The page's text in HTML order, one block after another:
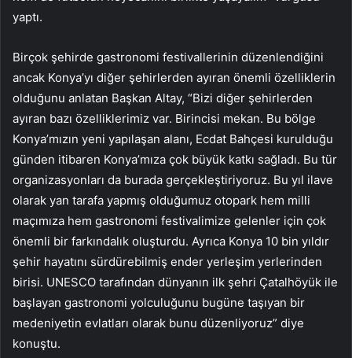
yaptı.
Birçok şehirde gastronomi festivallerinin düzenlendiğini
ancak Konya’yı diğer şehirlerden ayıran önemli özelliklerin
olduğunu anlatan Başkan Altay, “Bizi diğer şehirlerden
ayıran bazı özelliklerimiz var. Birincisi mekan. Bu bölge
Konya’mızın yeni yapılaşan alanı, Ecdat Bahçesi kurulduğu
günden itibaren Konya’mıza çok büyük katkı sağladı. Bu tür
organizasyonları da burada gerçekleştiriyoruz. Bu yıl ilave
olarak yan tarafa yapmış olduğumuz otopark hem milli
maçımıza hem gastronomi festivalimize gelenler için çok
önemli bir farkındalık oluşturdu. Ayrıca Konya 10 bin yıldır
şehir hayatını sürdürebilmiş ender yerleşim yerlerinden
birisi. UNESCO tarafından dünyanın ilk şehri Çatalhöyük ile
başlayan gastronomi yolculuğunu bugüne taşıyan bir
medeniyetin evlatları olarak bunu düzenliyoruz” diye
konuştu.